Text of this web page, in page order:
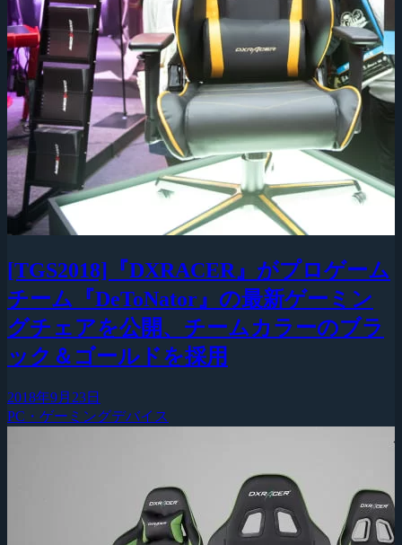
[TGS2018]『DXRACER』がプロゲーム
チーム『DeToNator』の最新ゲーミン
グチェアを公開、チームカラーのブラ
ック＆ゴールドを採用
2018年9月23日
PC・ゲーミングデバイス